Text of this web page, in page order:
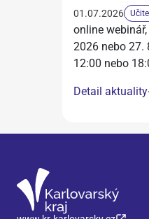
01.07.2026
online
2026 nebo 27.
12:00 nebo
Detail aktuality